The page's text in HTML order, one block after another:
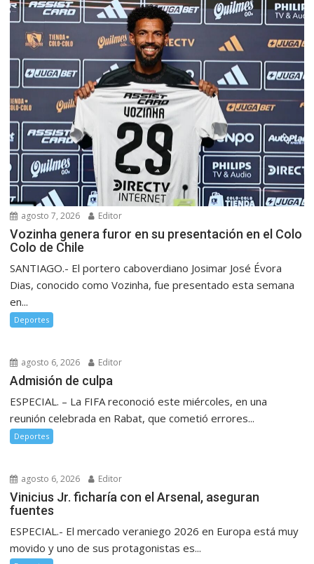
agosto 7, 2026 Editor
Vozinha genera furor en su presentación en el Colo
Colo de Chile
SANTIAGO.- El portero caboverdiano Josimar José Évora
Dias, conocido como Vozinha, fue presentado esta semana
en...
Deportes
agosto 6, 2026 Editor
Admisión de culpa
ESPECIAL. – La FIFA reconoció este miércoles, en una
reunión celebrada en Rabat, que cometió errores...
Deportes
agosto 6, 2026 Editor
Vinicius Jr. ficharía con el Arsenal, aseguran
fuentes
ESPECIAL.- El mercado veraniego 2026 en Europa está muy
movido y uno de sus protagonistas es...